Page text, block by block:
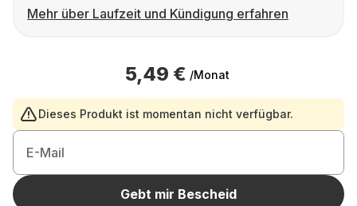
Mehr über Laufzeit und Kündigung erfahren
5,49 € /Monat
Dieses Produkt ist momentan nicht verfügbar.
E-Mail
Gebt mir Bescheid